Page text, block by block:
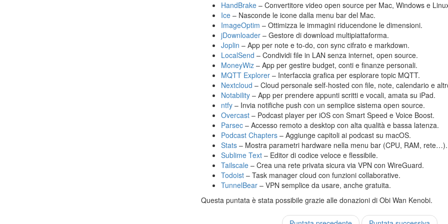
HandBrake – Convertitore video open source per Mac, Windows e
Ice – Nasconde le icone dalla menu bar del Mac.
ImageOptim – Ottimizza le immagini riducendone le dimensioni.
jDownloader – Gestore di download multipiattaforma.
Joplin – App per note e to-do, con sync cifrato e markdown.
LocalSend – Condividi file in LAN senza internet, open source.
MoneyWiz – App per gestire budget, conti e finanze personali.
MQTT Explorer – Interfaccia grafica per esplorare topic MQTT.
Nextcloud – Cloud personale self-hosted con file, note, calendario e
Notability – App per prendere appunti scritti e vocali, amata su iPad.
ntfy – Invia notifiche push con un semplice sistema open source.
Overcast – Podcast player per iOS con Smart Speed e Voice Boost.
Parsec – Accesso remoto a desktop con alta qualità e bassa latenza.
Podcast Chapters – Aggiunge capitoli ai podcast su macOS.
Stats – Mostra parametri hardware nella menu bar (CPU, RAM, rete…).
Sublime Text – Editor di codice veloce e flessibile.
Tailscale – Crea una rete privata sicura via VPN con WireGuard.
Todoist – Task manager cloud con funzioni collaborative.
TunnelBear – VPN semplice da usare, anche gratuita.
Questa puntata è stata possibile grazie alle donazioni di Obi Wan Kenobi.